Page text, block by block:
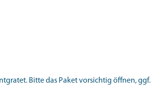
Bitte das Paket vorsichtig öffnen,